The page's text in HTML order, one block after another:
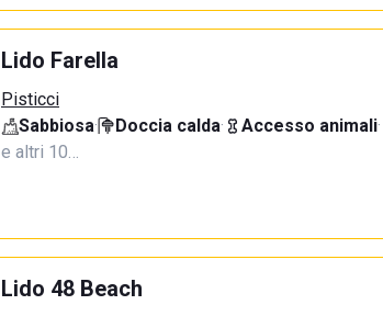
Lido Farella
Pisticci
Sabbiosa· Doccia calda· Accesso animali·
e altri 10…
Lido 48 Beach